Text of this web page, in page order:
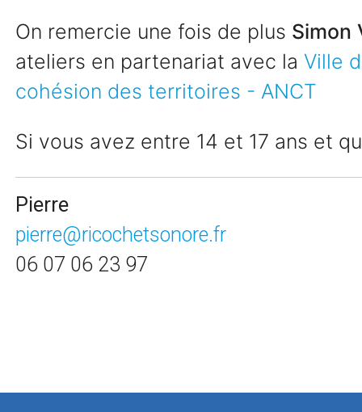
On remercie une fois de plus Simon
ateliers en partenariat avec la Ville
cohésion des territoires - ANCT
Si vous avez entre 14 et 17 ans et
Pierre
pierre@ricochetsonore.fr
06 07 06 23 97